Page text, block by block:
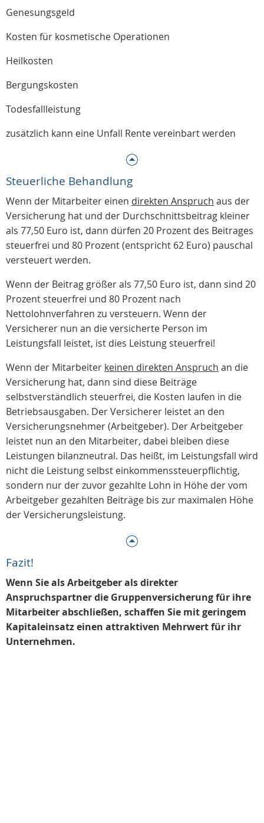
Genesungsgeld
Kosten für kosmetische Operationen
Heilkosten
Bergungskosten
Todesfallleistung
zusätzlich kann eine Unfall Rente vereinbart werden
Steuerliche Behandlung
Wenn der Mitarbeiter einen direkten Anspruch aus der
Versicherung hat und der Durchschnittsbeitrag kleiner
als 77,50 Euro ist, dann dürfen 20 Prozent des Beitrages
steuerfrei und 80 Prozent (entspricht 62 Euro) pauschal
versteuert werden.
Wenn der Beitrag größer als 77,50 Euro ist, dann sind 20
Prozent steuerfrei und 80 Prozent nach
Nettolohnverfahren zu versteuern. Wenn der
Versicherer nun an die versicherte Person im
Leistungsfall leistet, ist dies Leistung steuerfrei!
Wenn der Mitarbeiter keinen direkten Anspruch an die
Versicherung hat, dann sind diese Beiträge
selbstverständlich steuerfrei, die Kosten laufen in die
Betriebsausgaben. Der Versicherer leistet an den
Versicherungsnehmer (Arbeitgeber). Der Arbeitgeber
leistet nun an den Mitarbeiter, dabei bleiben diese
Leistungen bilanzneutral. Das heißt, im Leistungsfall wird
nicht die Leistung selbst einkommenssteuerpflichtig,
sondern nur der zuvor gezahlte Lohn in Höhe der vom
Arbeitgeber gezahlten Beiträge bis zur maximalen Höhe
der Versicherungsleistung.
Fazit!
Wenn Sie als Arbeitgeber als direkter
Anspruchspartner die Gruppenversicherung für ihre
Mitarbeiter abschließen, schaffen Sie mit geringem
Kapitaleinsatz einen attraktiven Mehrwert für ihr
Unternehmen.